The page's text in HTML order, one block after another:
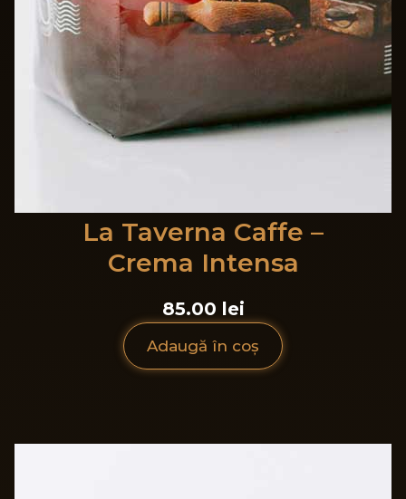
La Taverna Caffe –
Crema Intensa
85.00 lei
Adaugă în coș